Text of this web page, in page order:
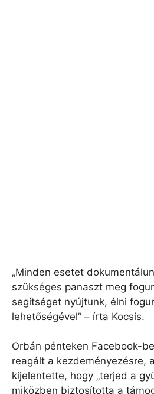
„Minden esetet
szükséges panaszt meg
segítséget nyújtunk, élni
lehetőségével” – írta Kocsis.
Orbán pénteken Facebook-
reagált a kezdeményezésre,
kijelentette, hogy „terjed a
miközben biztosította a